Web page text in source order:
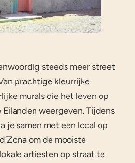
steeds meer street
prachtige kleurrijke
murals die het leven op
Eilanden weergeven. Tijdens
je samen met een local op
om de mooiste
artiesten op straat te